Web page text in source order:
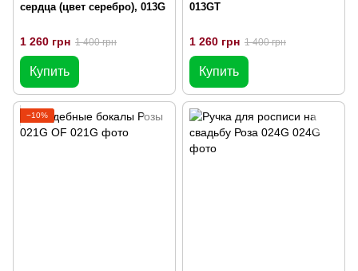
сердца (цвет серебро), 013G
1 260 грн 1 400 грн
Купить
013GT
1 260 грн 1 400 грн
Купить
−10%